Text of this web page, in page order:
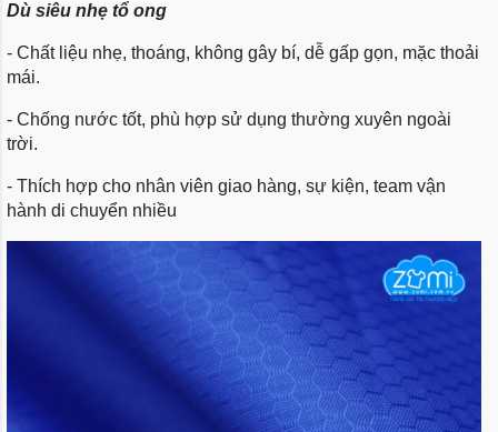
Dù siêu nhẹ tổ ong
- Chất liệu nhẹ, thoáng, không gây bí, dễ gấp gọn, mặc thoải
mái.
- Chống nước tốt, phù hợp sử dụng thường xuyên ngoài
trời.
- Thích hợp cho nhân viên giao hàng, sự kiện, team vận
hành di chuyển nhiều